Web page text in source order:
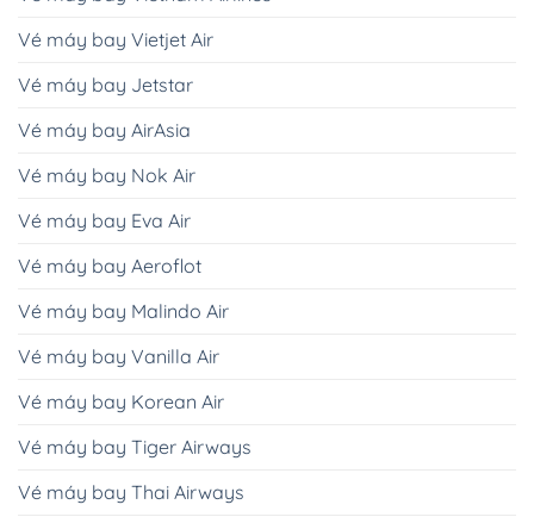
Vé máy bay Vietjet Air
Vé máy bay Jetstar
Vé máy bay AirAsia
Vé máy bay Nok Air
Vé máy bay Eva Air
Vé máy bay Aeroflot
Vé máy bay Malindo Air
Vé máy bay Vanilla Air
Vé máy bay Korean Air
Vé máy bay Tiger Airways
Vé máy bay Thai Airways